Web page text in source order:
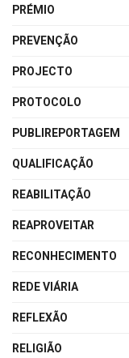
PRÉMIO
PREVENÇÃO
PROJECTO
PROTOCOLO
PUBLIREPORTAGEM
QUALIFICAÇÃO
REABILITAÇÃO
REAPROVEITAR
RECONHECIMENTO
REDE VIÁRIA
REFLEXÃO
RELIGIÃO